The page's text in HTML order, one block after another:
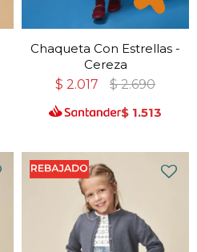
Chaqueta Con Estrellas -
Cereza
$ 2.017 $ 2.690
$ 1.513